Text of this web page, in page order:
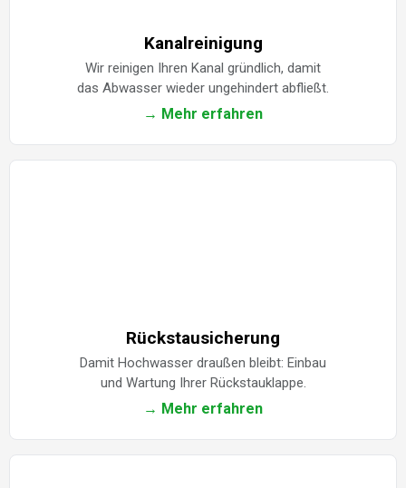
Kanalreinigung
Wir reinigen Ihren Kanal gründlich, damit
das Abwasser wieder ungehindert abfließt.
→ Mehr erfahren
Rückstausicherung
Damit Hochwasser draußen bleibt: Einbau
und Wartung Ihrer Rückstauklappe.
→ Mehr erfahren